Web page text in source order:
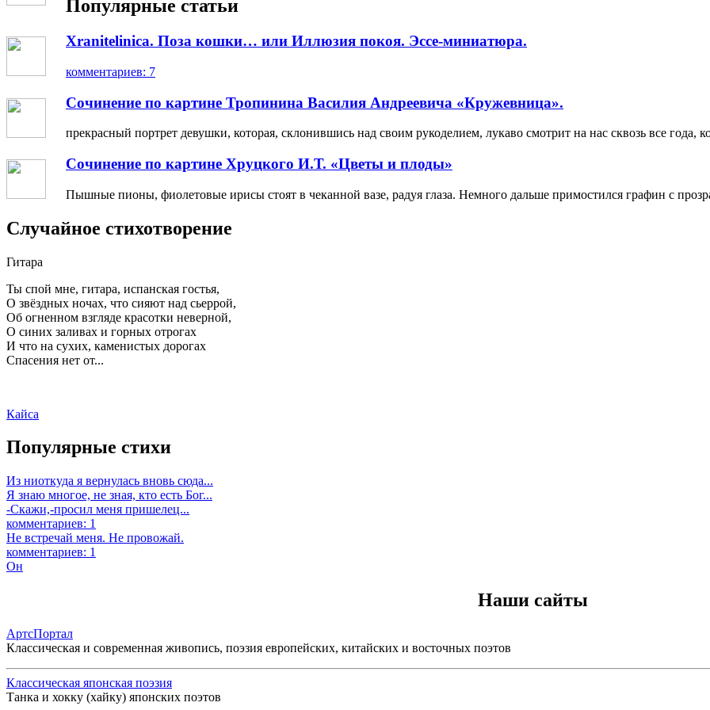
Популярные статьи
Xranitelinica. Поза кошки… или Иллюзия покоя. Эссе-миниатюра.
комментариев: 7
Сочинение по картине Тропинина Василия Андреевича «Кружевница».
прекрасный портрет девушки, которая, склонившись над своим рукоделием, лукаво смотрит на нас сквозь все года,
Сочинение по картине Хруцкого И.Т. «Цветы и плоды»
Пышные пионы, фиолетовые ирисы стоят в чеканной вазе, радуя глаза. Немного дальше примостился графин с
Случайное стихотворение
Гитара
Ты спой мне, гитара, испанская гостья,
О звёздных ночах, что сияют над сьеррой,
Об огненном взгляде красотки неверной,
О синих заливах и горных отрогах
И что на сухих, каменистых дорогах
Спасения нет от...
Кайса
Популярные стихи
Из ниоткуда я вернулась вновь сюда...
Я знаю многое, не зная, кто есть Бог...
-Скажи,-просил меня пришелец...
комментариев: 1
Не встречай меня. Не провожай.
комментариев: 1
Он
Наши сайты
АртсПортал
Классическая и современная живопись, поэзия европейских, китайских и восточных поэтов
Классическая японская поэзия
Танка и хокку (хайку) японских поэтов